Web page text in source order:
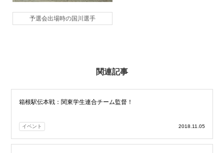
予選会出場時の国川選手
関連記事
箱根駅伝本戦：関東学生連合チーム監督！
イベント 2018.11.05